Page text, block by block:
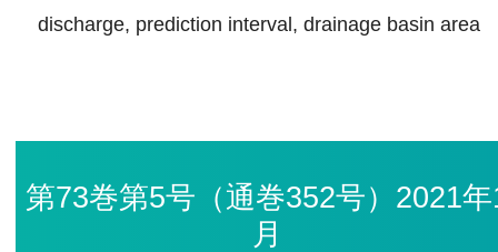
discharge, prediction interval, drainage basin area
第73巻第5号（通巻352号）2021年
月